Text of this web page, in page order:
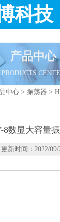
科技
产品中心
中心> 振荡器 >
8数显大容量
更新时间：2022/09/